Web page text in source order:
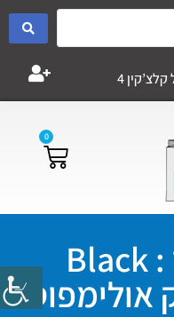
4
0
מותג המוצר : Black